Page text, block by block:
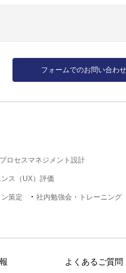
フォームでのお問い合わせ
ロセスマネジメント設計
ス（UX）評価
策定 社内勉強会・トレーニング
よくあるご質問